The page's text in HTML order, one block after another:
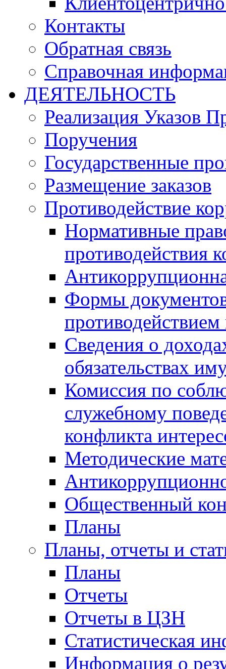
Контакты
Обратная связь
Справочная
ДЕЯТЕЛЬНОСТЬ
Реализация Указов
Поручения
Государственные
Размещение заказов
Противодействие
Нормативные
противодействия
Формы
Сведения о
обязательствах
Комиссия по
служебному
конфликта
Методические
Общественный
Планы
Планы, отчеты и
Планы
Отчеты
Отчеты в ЦЗН
Статистическая
Информация о